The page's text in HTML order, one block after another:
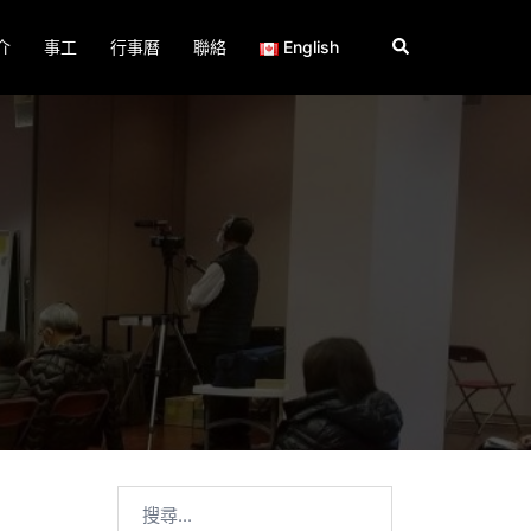
事工 行事曆 聯絡 English Search